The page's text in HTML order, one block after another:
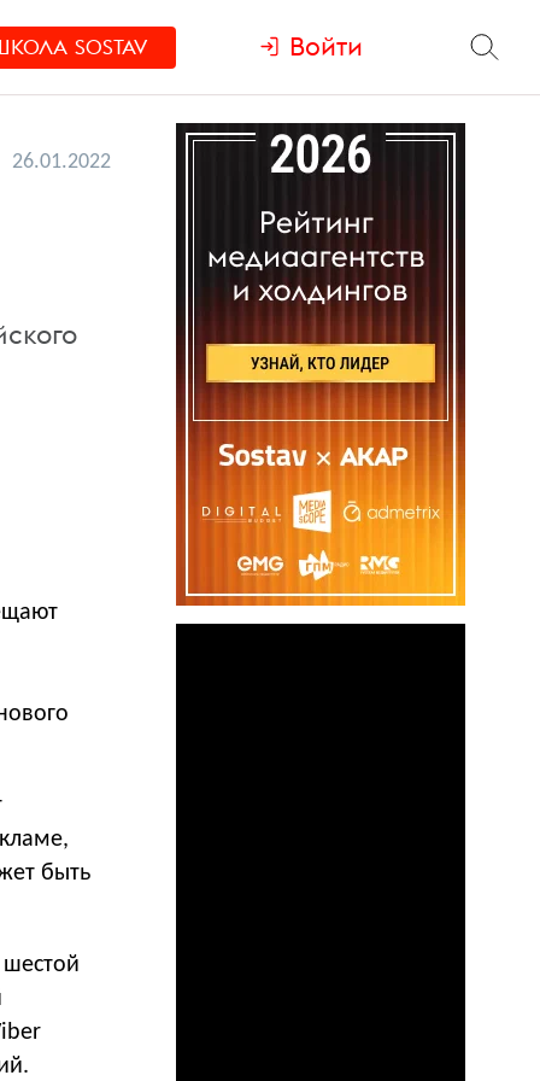
SOSTAV Войти
26.01.2022
быть